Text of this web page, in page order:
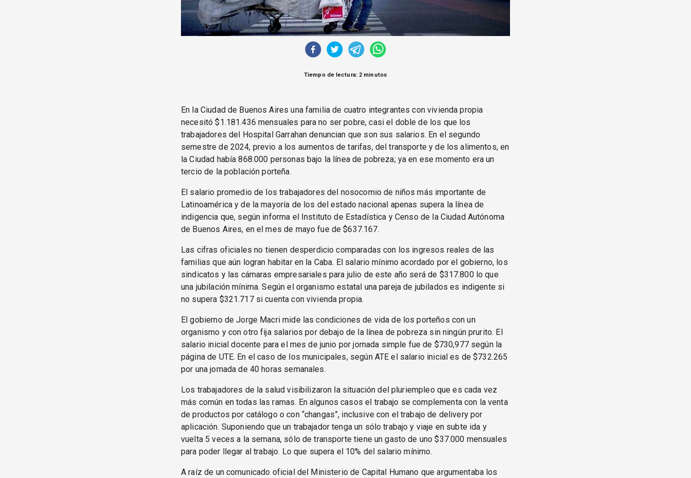
Tiempo de lectura: 2 minutos
En la Ciudad de Buenos Aires una familia de cuatro integrantes con vivienda propia
necesitó $1.181.436 mensuales para no ser pobre, casi el doble de los que los
trabajadores del Hospital Garrahan denuncian que son sus salarios. En el segundo
semestre de 2024, previo a los aumentos de tarifas, del transporte y de los alimentos, en
la Ciudad había 868.000 personas bajo la línea de pobreza; ya en ese momento era un
tercio de la población porteña.
El salario promedio de los trabajadores del nosocomio de niños más importante de
Latinoamérica y de la mayoría de los del estado nacional apenas supera la línea de
indigencia que, según informa el Instituto de Estadística y Censo de la Ciudad Autónoma
de Buenos Aires, en el mes de mayo fue de $637.167.
Las cifras oficiales no tienen desperdicio comparadas con los ingresos reales de las
familias que aún logran habitar en la Caba. El salario mínimo acordado por el gobierno, los
sindicatos y las cámaras empresariales para julio de este año será de $317.800 lo que
una jubilación mínima. Según el organismo estatal una pareja de jubilados es indigente si
no supera $321.717 si cuenta con vivienda propia.
El gobierno de Jorge Macri mide las condiciones de vida de los porteños con un
organismo y con otro fija salarios por debajo de la línea de pobreza sin ningún prurito. El
salario inicial docente para el mes de junio por jornada simple fue de $730,977 según la
página de UTE. En el caso de los municipales, según ATE el salario inicial es de $732.265
por una jornada de 40 horas semanales.
Los trabajadores de la salud visibilizaron la situación del pluriempleo que es cada vez
más común en todas las ramas. En algunos casos el trabajo se complementa con la venta
de productos por catálogo o con “changas”, inclusive con el trabajo de delivery por
aplicación. Suponiendo que un trabajador tenga un sólo trabajo y viaje en subte ida y
vuelta 5 veces a la semana, sólo de transporte tiene un gasto de uno $37.000 mensuales
para poder llegar al trabajo. Lo que supera el 10% del salario mínimo.
A raíz de un comunicado oficial del Ministerio de Capital Humano que argumentaba los